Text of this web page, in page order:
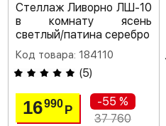
Стеллаж Ливорно ЛШ-10
в комнату ясень
светлый/патина серебро
Код товара: 184110
(5)
16990Р
-55 %
37 760